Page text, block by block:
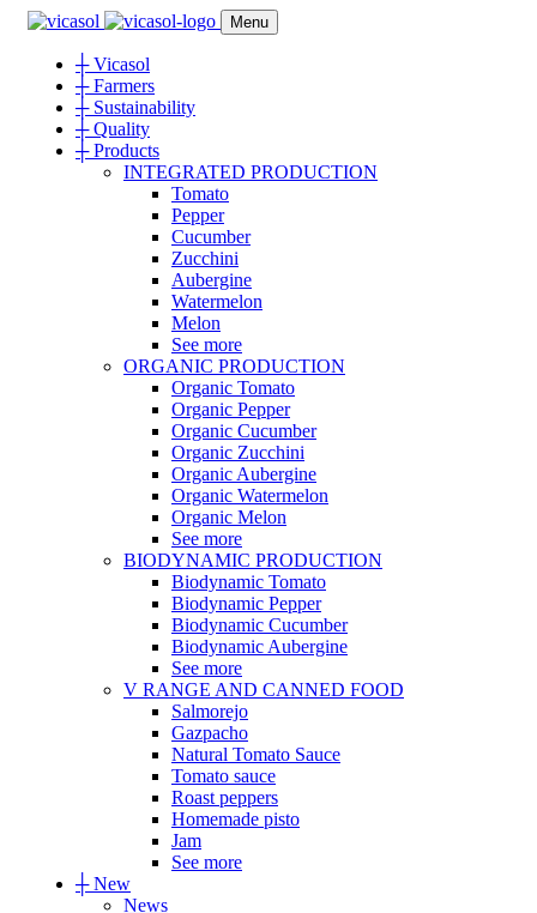
Menu
┼Vicasol
┼Farmers
┼Sustainability
┼Quality
┼Products
INTEGRATED PRODUCTION
Tomato
Pepper
Cucumber
Zucchini
Aubergine
Watermelon
Melon
See more
ORGANIC PRODUCTION
Organic Tomato
Organic Pepper
Organic Cucumber
Organic Zucchini
Organic Aubergine
Organic Watermelon
Organic Melon
See more
BIODYNAMIC PRODUCTION
Biodynamic Tomato
Biodynamic Pepper
Biodynamic Cucumber
Biodynamic Aubergine
See more
V RANGE AND CANNED FOOD
Salmorejo
Gazpacho
Natural Tomato Sauce
Tomato sauce
Roast peppers
Homemade pisto
Jam
See more
┼New
News